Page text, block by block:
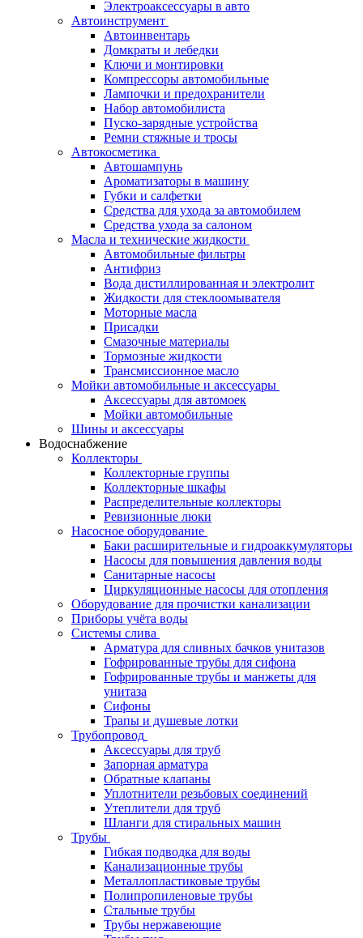
Электроаксессуары в авто
Автоинструмент
Автоинвентарь
Домкраты и лебедки
Ключи и монтировки
Компрессоры автомобильные
Лампочки и предохранители
Набор автомобилиста
Пуско-зарядные устройства
Ремни стяжные и тросы
Автокосметика
Автошампунь
Ароматизаторы в машину
Губки и салфетки
Средства для ухода за автомобилем
Средства ухода за салоном
Масла и технические жидкости
Автомобильные фильтры
Антифриз
Вода дистиллированная и электролит
Жидкости для стеклоомывателя
Моторные масла
Присадки
Смазочные материалы
Тормозные жидкости
Трансмиссионное масло
Мойки автомобильные и аксессуары
Аксессуары для автомоек
Мойки автомобильные
Шины и аксессуары
Водоснабжение
Коллекторы
Коллекторные группы
Коллекторные шкафы
Распределительные коллекторы
Ревизионные люки
Насосное оборудование
Баки расширительные и гидроаккумуляторы
Насосы для повышения давления воды
Санитарные насосы
Циркуляционные насосы для отопления
Оборудование для прочистки канализации
Приборы учёта воды
Системы слива
Арматура для сливных бачков унитазов
Гофрированные трубы для сифона
Гофрированные трубы и манжеты для
унитаза
Сифоны
Трапы и душевые лотки
Трубопровод
Аксессуары для труб
Запорная арматура
Обратные клапаны
Уплотнители резьбовых соединений
Утеплители для труб
Шланги для стиральных машин
Трубы
Гибкая подводка для воды
Канализационные трубы
Металлопластиковые трубы
Полипропиленовые трубы
Стальные трубы
Трубы нержавеющие